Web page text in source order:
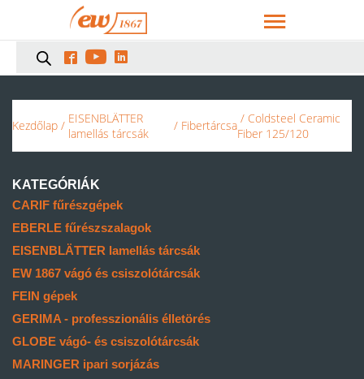
  
Kezdőlap / EISENBLÄTTER
lamellás tárcsák
/ Fibertárcsa / Coldsteel Ceramic
Fiber 125/120
KATEGÓRIÁK
CARIF fűrészgépek
EBERLE fűrészszalagok
EISENBLÄTTER lamellás tárcsák
EW 1867 vágó és csiszolótárcsák
FEIN gépek
GERIMA - professzionális élletörés
GLOBE vágó- és csiszolótárcsák
MARINGER ipari sorjázás